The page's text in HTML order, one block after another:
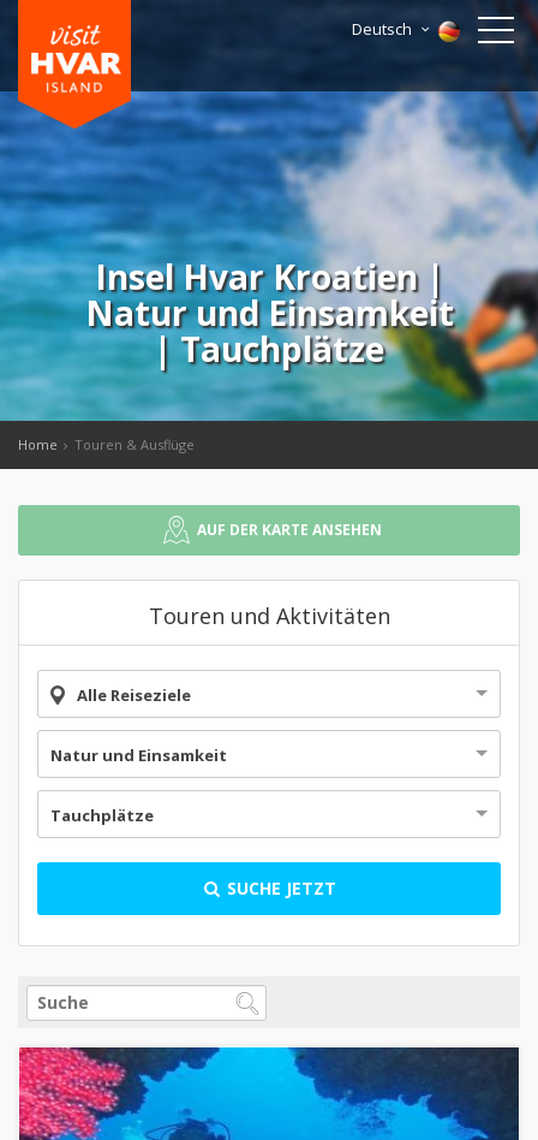
Deutsch
Insel Hvar Kroatien |
Natur und Einsamkeit
| Tauchplätze
Home Touren & Ausflüge
AUF DER KARTE ANSEHEN
Touren und Aktivitäten
Alle Reiseziele
Natur und Einsamkeit
Tauchplätze
SUCHE JETZT